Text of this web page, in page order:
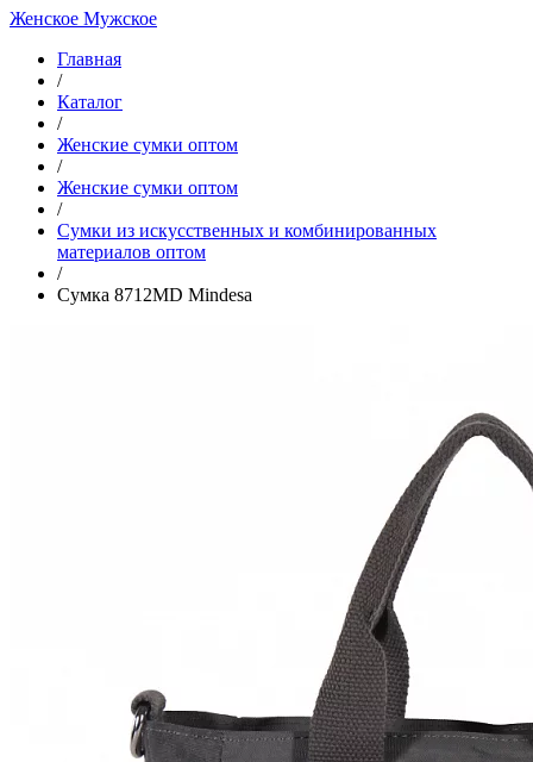
Женское Мужское
Главная
/
Каталог
/
Женские сумки оптом
/
Женские сумки оптом
/
Cумки из искусственных и комбинированных
материалов оптом
/
Сумка 8712MD Mindesa